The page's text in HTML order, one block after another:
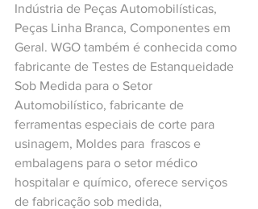
Indústria de Peças Automobilísticas,
Peças Linha Branca, Componentes em
Geral. WGO também é conhecida como
fabricante de Testes de Estanqueidade
Sob Medida para o Setor
Automobilístico, fabricante de
ferramentas especiais de corte para
usinagem, Moldes para  frascos e
embalagens para o setor médico
hospitalar e químico, oferece serviços
de fabricação sob medida,